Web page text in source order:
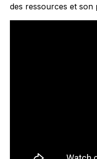
des ressources et son